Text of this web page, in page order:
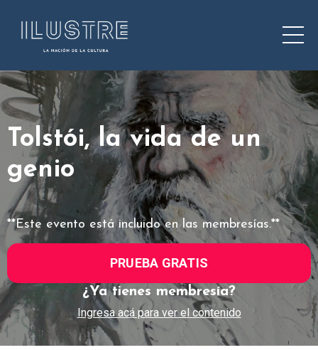
Tolstói, la vida de un
genio
**Este evento está incluido en las membresías.**
PRUEBA GRATIS
¿Ya tienes membresía?
Ingresa acá para ver el contenido